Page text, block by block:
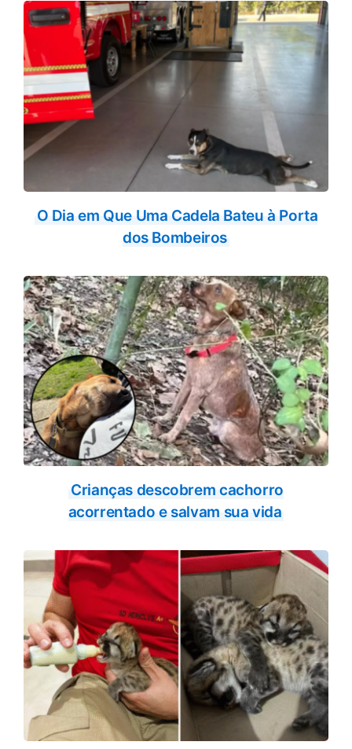
O Dia em Que Uma Cadela Bateu à Porta
dos Bombeiros
Crianças descobrem cachorro
acorrentado e salvam sua vida